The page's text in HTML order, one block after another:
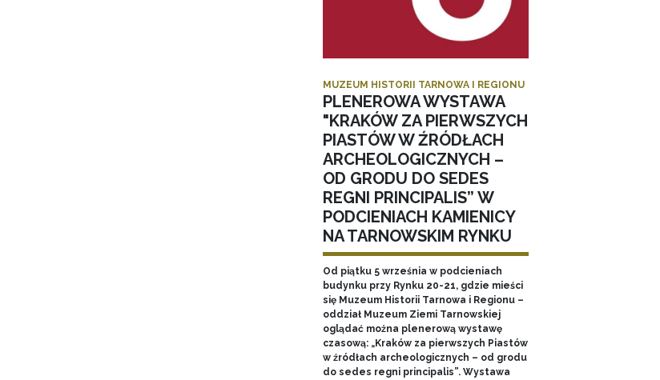
MUZEUM HISTORII TARNOWA I REGIONU
PLENEROWA WYSTAWA
"KRAKÓW ZA PIERWSZYCH
PIASTÓW W ŹRÓDŁACH
ARCHEOLOGICZNYCH –
OD GRODU DO SEDES
REGNI PRINCIPALIS” W
PODCIENIACH KAMIENICY
NA TARNOWSKIM RYNKU
Od piątku 5 września w podcieniach
budynku przy Rynku 20-21, gdzie mieści
się Muzeum Historii Tarnowa i Regionu –
oddział Muzeum Ziemi Tarnowskiej
oglądać można plenerową wystawę
czasową: „Kraków za pierwszych Piastów
w źródłach archeologicznych – od grodu
do sedes regni principalis”. Wystawa